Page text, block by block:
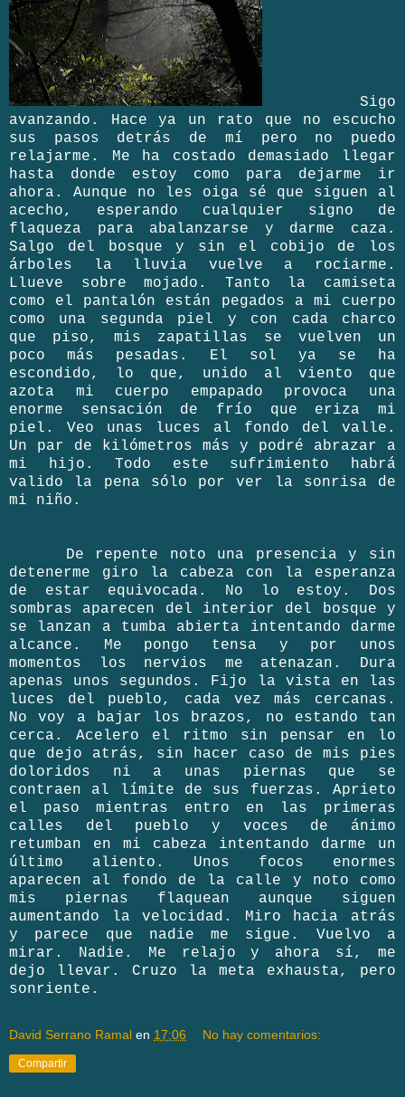
Sigo
avanzando. Hace ya un rato que no escucho
sus pasos detrás de mí pero no puedo
relajarme. Me ha costado demasiado llegar
hasta donde estoy como para dejarme ir
ahora. Aunque no les oiga sé que siguen al
acecho, esperando cualquier signo de
flaqueza para abalanzarse y darme caza.
Salgo del bosque y sin el cobijo de los
árboles la lluvia vuelve a rociarme.
Llueve sobre mojado. Tanto la camiseta
como el pantalón están pegados a mi cuerpo
como una segunda piel y con cada charco
que piso, mis zapatillas se vuelven un
poco más pesadas. El sol ya se ha
escondido, lo que, unido al viento que
azota mi cuerpo empapado provoca una
enorme sensación de frío que eriza mi
piel. Veo unas luces al fondo del valle.
Un par de kilómetros más y podré abrazar a
mi hijo. Todo este sufrimiento habrá
valido la pena sólo por ver la sonrisa de
mi niño.
De repente noto una presencia y sin
detenerme giro la cabeza con la esperanza
de estar equivocada. No lo estoy. Dos
sombras aparecen del interior del bosque y
se lanzan a tumba abierta intentando darme
alcance. Me pongo tensa y por unos
momentos los nervios me atenazan. Dura
apenas unos segundos. Fijo la vista en las
luces del pueblo, cada vez más cercanas.
No voy a bajar los brazos, no estando tan
cerca. Acelero el ritmo sin pensar en lo
que dejo atrás, sin hacer caso de mis pies
doloridos ni a unas piernas que se
contraen al límite de sus fuerzas. Aprieto
el paso mientras entro en las primeras
calles del pueblo y voces de ánimo
retumban en mi cabeza intentando darme un
último aliento. Unos focos enormes
aparecen al fondo de la calle y noto como
mis piernas flaquean aunque siguen
aumentando la velocidad. Miro hacia atrás
y parece que nadie me sigue. Vuelvo a
mirar. Nadie. Me relajo y ahora sí, me
dejo llevar. Cruzo la meta exhausta, pero
sonriente.
David Serrano Ramal en 17:06 No hay comentarios:
Compartir